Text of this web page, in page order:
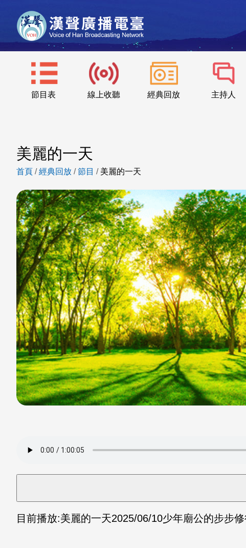
節目表 線上收聽 經典回放 主持人
美麗的一天
首頁 /經典回放 /節目 / 美麗的一天
目前播放:美麗的一天2025/06/10少年廟公的步步